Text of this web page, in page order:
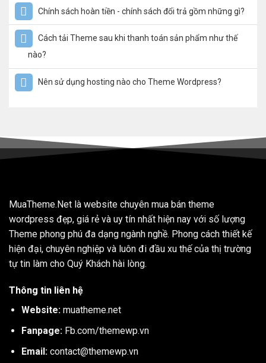
Chính sách hoàn tiền - chính sách đổi trả gồm những gì?
Cách tải Theme sau khi thanh toán sản phẩm như thế
nào?
Nên sử dụng hosting nào cho Theme Wordpress?
MuaTheme.Net là website chuyên mua bán theme
wordpress đẹp, giá rẻ và uy tín nhất hiện nay với số lượng
Theme phong phú đa dạng ngành nghề. Phong cách thiết kế
hiện đại, chuyên nghiệp và luôn đi đầu xu thế của thị trường
tự tin làm cho Quý Khách hài lòng.
Thông tin liên hệ
Website: muatheme.net
Fanpage: Fb.com/themewp.vn
Email: contact@themewp.vn